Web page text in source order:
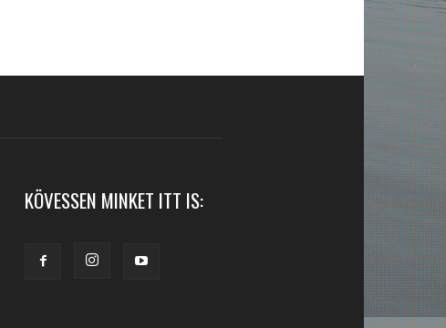
KÖVESSEN MINKET ITT IS: